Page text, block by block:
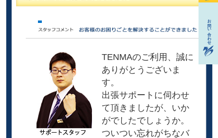
TENMAのご利用、誠に
ありがとうございま
す。
出張サポートに伺わせ
て頂きましたが、いか
がでしたでしょうか。
ついつい忘れがちなバ